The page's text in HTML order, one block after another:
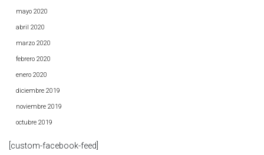
mayo 2020
abril 2020
marzo 2020
febrero 2020
enero 2020
diciembre 2019
noviembre 2019
octubre 2019
[custom-facebook-feed]